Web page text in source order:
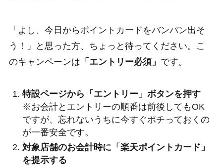
「よし、今日からポイントカードをバンバン出そ
う！」と思った方、ちょっと待ってください。こ
のキャンペーンは 「エントリー必須」 です。
特設ページから「エントリー」ボタンを押す
※お会計とエントリーの順番は前後してもOK
ですが、忘れないうちに今すぐポチっておくの
が一番安全です。
対象店舗のお会計時に「楽天ポイントカード」
を提示する